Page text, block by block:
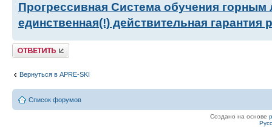
Прогрессивная Система обучения
единственная(!) действительная гарантия
Ответить
Вернуться в APRE-SKI
Список форумов
Создано на основе